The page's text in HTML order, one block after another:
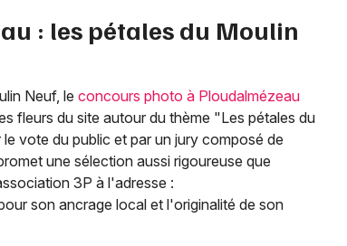
: les pétales du Moulin
Neuf, le concours photo à Ploudalmézeau
fleurs du site autour du thème "Les pétales du
vote du public et par un jury composé de
une sélection aussi rigoureuse que
3P à l'adresse :
son ancrage local et l'originalité de son